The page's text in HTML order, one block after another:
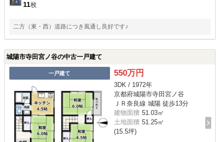
11枚
二方（東・西）道路につき風通し良好です♪
城陽市寺田宮ノ谷の中古一戸建て
一戸建て 550万円
3DK / 1972年
京都府城陽市寺田宮ノ谷
ＪＲ奈良線 城陽 徒歩13分
建物面積 51.03㎡
土地面積 51.25㎡
(15.5坪)